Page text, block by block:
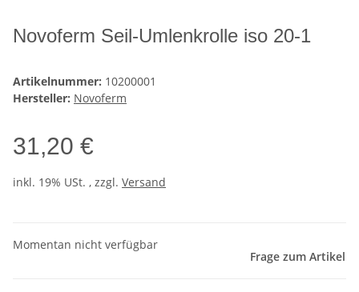
Novoferm Seil-Umlenkrolle iso 20-1
Artikelnummer: 10200001
Hersteller: Novoferm
31,20 €
inkl. 19% USt. , zzgl. Versand
Momentan nicht verfügbar
Frage zum Artikel